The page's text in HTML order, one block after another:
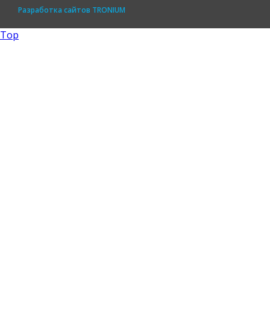
Разработка сайтов TRONIUM
Top